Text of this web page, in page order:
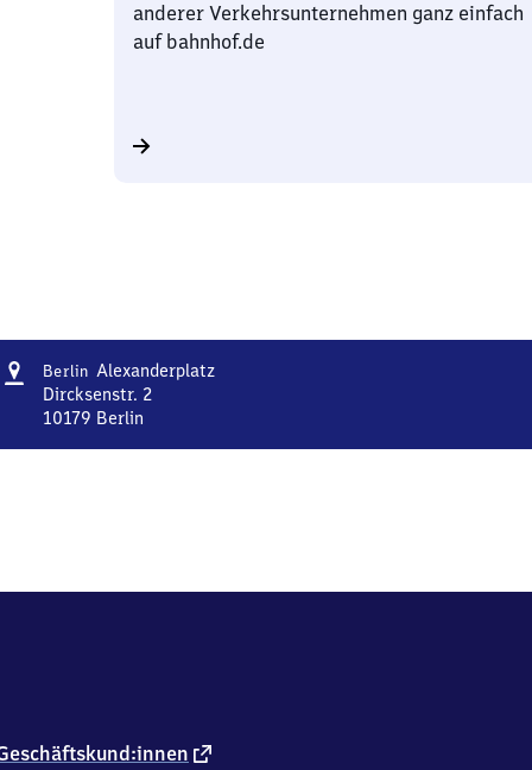
anderer Verkehrsunternehmen ganz einfach
auf bahnhof.de
Adresse
Berlin AlexanderplatzBerlin
Dircksenstr. 2
10179 Berlin
externer